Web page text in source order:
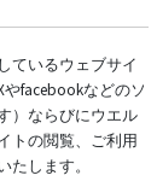
ているウェブサイ
facebookなどのソ
）ならびにウエル
トの閲覧、ご利用
します。